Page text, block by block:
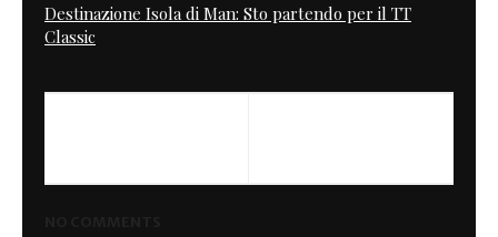
Destinazione Isola di Man: Sto partendo per il TT
Classic